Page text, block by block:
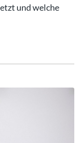
und welche